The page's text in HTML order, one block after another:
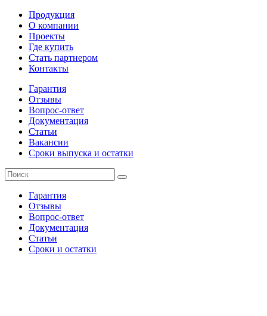
Продукция
О компании
Проекты
Где купить
Стать партнером
Контакты
Гарантия
Отзывы
Вопрос-ответ
Документация
Статьи
Вакансии
Сроки выпуска и остатки
Гарантия
Отзывы
Вопрос-ответ
Документация
Статьи
Сроки и остатки